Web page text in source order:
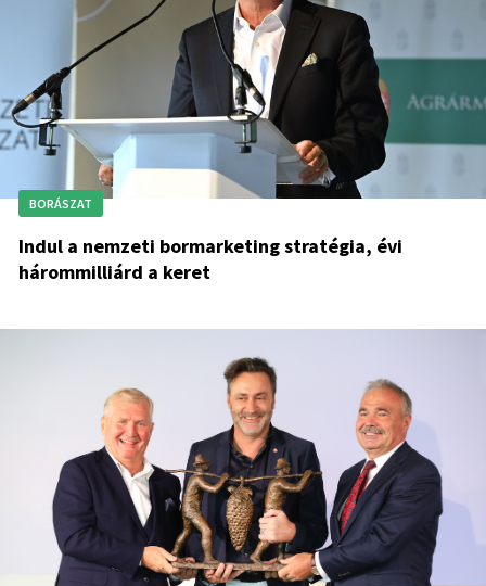
BORÁSZAT
Indul a nemzeti bormarketing stratégia, évi
hárommilliárd a keret